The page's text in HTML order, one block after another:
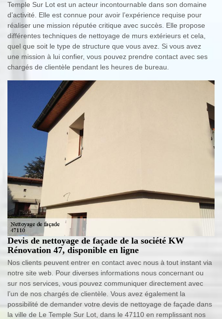
Temple Sur Lot est un acteur incontournable dans son domaine
d’activité. Elle est connue pour avoir l’expérience requise pour
réaliser une mission réputée critique avec succès. Elle propose
différentes techniques de nettoyage de murs extérieurs et cela,
quel que soit le type de structure que vous avez. Si vous avez
une mission à lui confier, vous pouvez prendre contact avec ses
chargés de clientèle pendant les heures de bureau.
Devis de nettoyage de façade de la société KW
Rénovation 47, disponible en ligne
Nos clients peuvent entrer en contact avec nous à tout instant via
notre site web. Pour diverses informations nous concernant ou
sur nos services, vous pouvez communiquer directement avec
l’un de nos chargés de clientèle. Vous avez également la
possibilité de demander votre devis de nettoyage de façade dans
la ville de Le Temple Sur Lot, dans le 47110 en remplissant nos